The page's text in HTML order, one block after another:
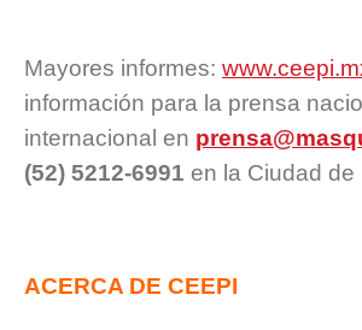
Mayores informes:
información para la prensa
internacional en
(52) 5212-6991 en la Ciudad de
ACERCA DE CEEPI